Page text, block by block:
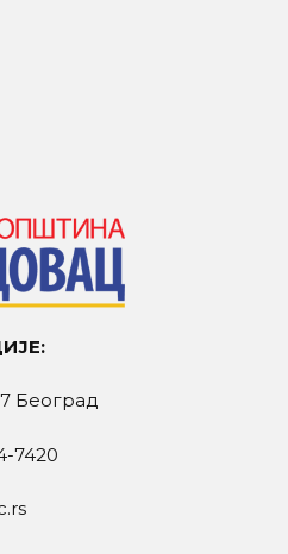
Београд
7420